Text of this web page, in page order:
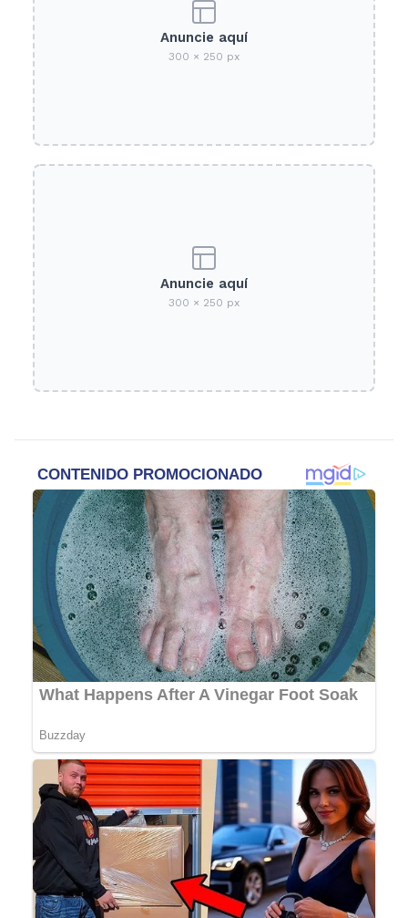
Anuncie aquí
300 × 250 px
Anuncie aquí
300 × 250 px